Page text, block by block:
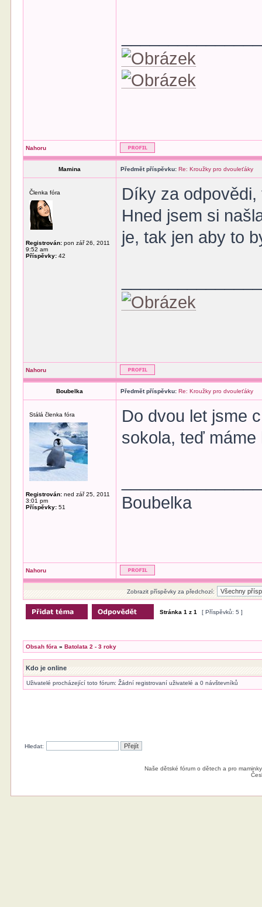
Nahoru
Mamina Předmět příspěvku: Re: Kroužky pro dvouleťáky
Členka fóra
Registrován: pon zář 26, 2011
9:52 am
Příspěvky: 42
Díky za
Hned jsem si
je, tak jen aby to
Nahoru
Boubelka Předmět příspěvku: Re: Kroužky pro dvouleťáky
Stálá členka fóra
Registrován: ned zář 25, 2011
3:01 pm
Příspěvky: 51
Do dvou let jsme
sokola, teď
Boubelka
Nahoru
Zobrazit příspěvky za předchozí:
Stránka1 z1 [ Příspěvků: 5 ]
Obsah fóra »Batolata 2 - 3 roky
Kdo je online
Uživatelé procházející toto fórum: Žádní registrovaní uživatelé a 0 návštevníků
Hledat:
Naše dětské fórum o dětech a pro